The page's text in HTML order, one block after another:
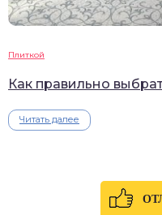
Плиткой
Как правильно
Читать далее